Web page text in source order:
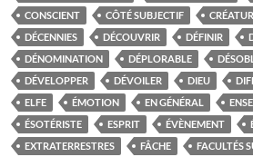
CONSCIENT
CÔTÉ SUBJECTIF
DÉCENNIES
DÉCOUVRIR DÉFINIR
DÉNOMINATION
DÉPLORABLE
DÉVELOPPER
DÉVOILER DIEU
ELFE
ÉMOTION EN GÉNÉRAL
ÉSOTÉRISTE
ESPRIT ÉVÈNEMENT
EXTRATERRESTRES
FÂCHE FACULTÉS